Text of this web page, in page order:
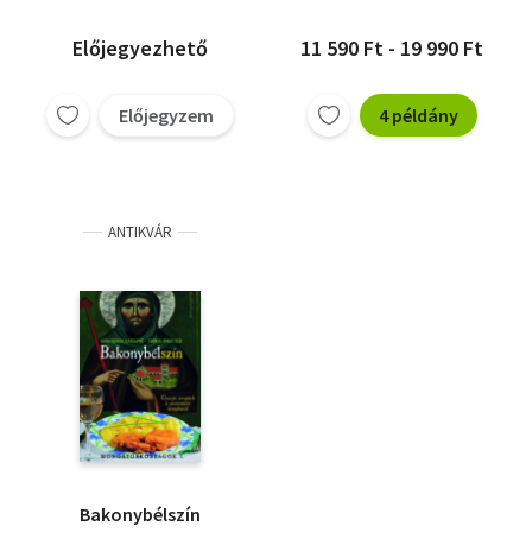
Előjegyezhető
Előjegyzem
11 590 Ft - 19 990 Ft
4 példány
ANTIKVÁR
Bakonybélszín